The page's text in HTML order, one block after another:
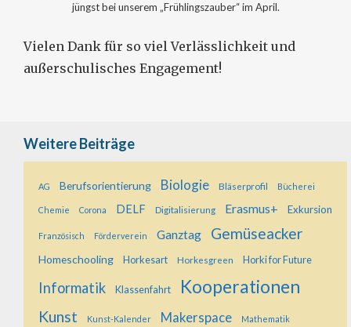
jüngst bei unserem „Frühlingszauber“ im April.
Vielen Dank für so viel Verlässlichkeit und
außerschulisches Engagement!
Weitere Beiträge
AG Berufsorientierung Biologie Bläserprofil Bücherei
Chemie Corona DELF Digitalisierung Erasmus+ Exkursion
Französisch Förderverein Ganztag Gemüseacker
Homeschooling Horkesart Horkesgreen Horki for Future
Informatik Klassenfahrt Kooperationen
Kunst Kunst-Kalender Makerspace Mathematik